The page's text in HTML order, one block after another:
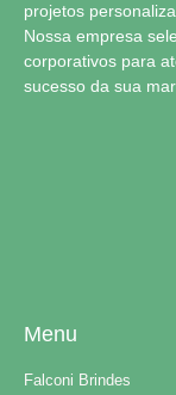
projetos
Nossa empresa
corporativos para
sucesso da sua
Menu
Falconi Brindes